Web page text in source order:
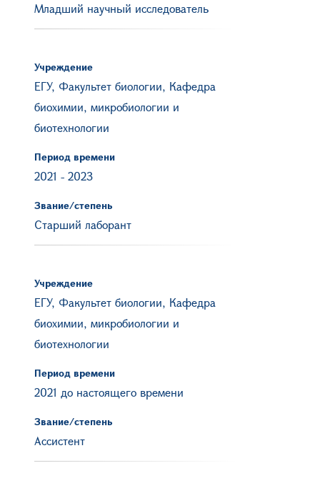
Младший научный исследователь
Учреждение
ЕГУ, Факультет биологии, Кафедра
биохимии, микробиологии и
биотехнологии
Период времени
2021 - 2023
Звание/степень
Старший лаборант
Учреждение
ЕГУ, Факультет биологии, Кафедра
биохимии, микробиологии и
биотехнологии
Период времени
2021 до настоящего времени
Звание/степень
Ассистент